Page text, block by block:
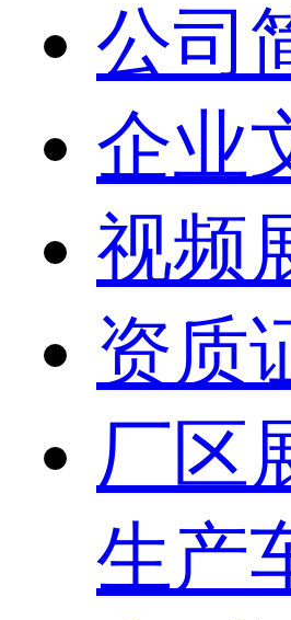
公司
企业
视频
资质
厂区
生产